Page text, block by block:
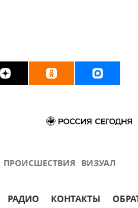
ПРОИСШЕСТВИЯ ВИЗУАЛ
РАДИО КОНТАКТЫ